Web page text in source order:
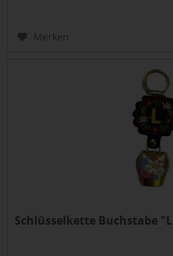
Merken
Schlüsselkette Buchstabe